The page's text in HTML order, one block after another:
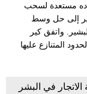
مستعدة لسحب
إلى حل وسط
واتفق كير
المتنازع عليها
في البشر